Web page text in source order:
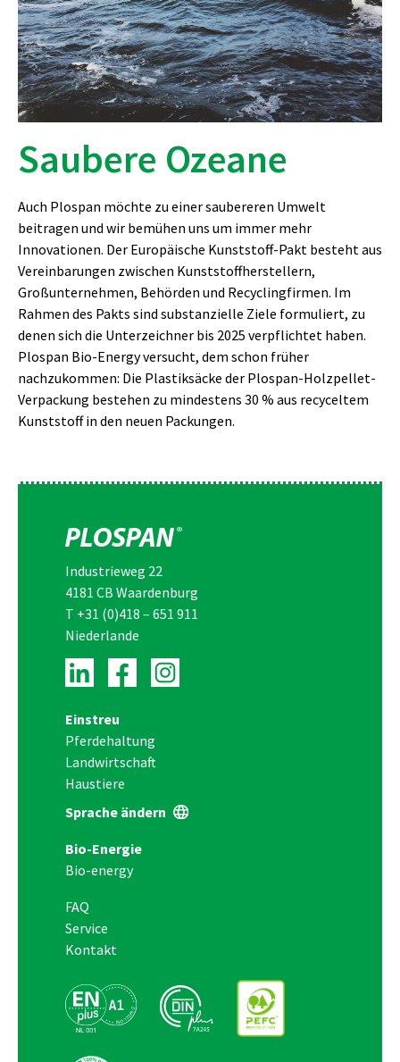
Saubere Ozeane
Auch Plospan möchte zu einer saubereren Umwelt
beitragen und wir bemühen uns um immer mehr
Innovationen. Der Europäische Kunststoff-Pakt besteht aus
Vereinbarungen zwischen Kunststoffherstellern,
Großunternehmen, Behörden und Recyclingfirmen. Im
Rahmen des Pakts sind substanzielle Ziele formuliert, zu
denen sich die Unterzeichner bis 2025 verpflichtet haben.
Plospan Bio-Energy versucht, dem schon früher
nachzukommen: Die Plastiksäcke der Plospan-Holzpellet-
Verpackung bestehen zu mindestens 30 % aus recyceltem
Kunststoff in den neuen Packungen.
Industrieweg 22
4181 CB Waardenburg
T +31 (0)418 – 651 911
Niederlande
Einstreu
Pferdehaltung
Landwirtschaft
Haustiere
Sprache ändern
Bio-Energie
Bio-energy
FAQ
Service
Kontakt